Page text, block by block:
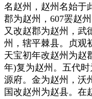
名赵州，赵州名始于
郡为赵州，607罢赵
又改赵郡为赵州，武
州，辖平棘县。贞观
天宝初年改赵州为赵
年)复为赵州。五代
源府。金为赵州，沃
国改赵州为赵县。在